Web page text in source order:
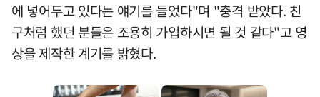
에 넣어두고 있다는 얘기를 들었다"며 "충격 받았다. 친
구처럼 했던 분들은 조용히 가입하시면 될 것 같다"고 영
상을 제작한 계기를 밝혔다.